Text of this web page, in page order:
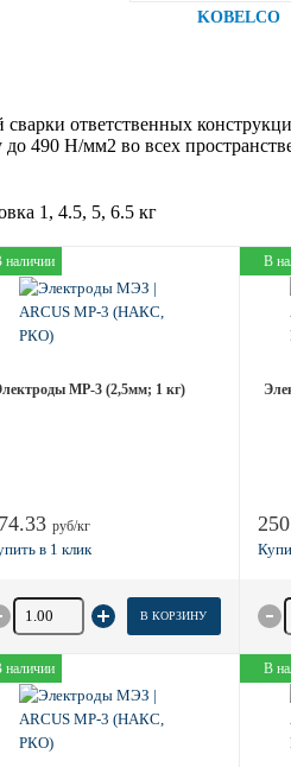
KOBELCO
сварки ответственных
490 Н/мм2 во всех
1, 4.5, 5, 6.5 кг
наличии
МР-3 (2,5мм; 1 кг)
руб/кг
Количество товара В КОРЗИНУ
В
наличии В